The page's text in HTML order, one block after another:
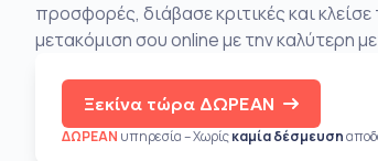
προσφορές, διάβασε κριτικές και
μετακόμιση σου online με την καλύτερη
Ξεκίνα τώρα ΔΩΡΕΑΝ
ΔΩΡΕΑΝ υπηρεσία – Χωρίςκαμία δέσμευση